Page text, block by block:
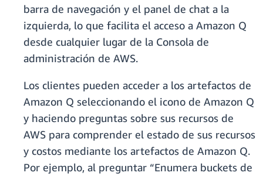
barra de navegación y el panel de chat a la
izquierda, lo que facilita el acceso a Amazon Q
desde cualquier lugar de la Consola de
administración de AWS.
Los clientes pueden acceder a los artefactos de
Amazon Q seleccionando el icono de Amazon Q
y haciendo preguntas sobre sus recursos de
AWS para comprender el estado de sus recursos
y costos mediante los artefactos de Amazon Q.
Por ejemplo, al preguntar “Enumera buckets de